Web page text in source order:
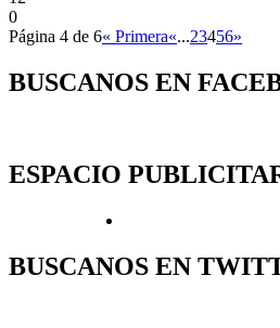
0
Página 4 de 6« Primera«...23456»
BUSCANOS EN
ESPACIO
BUSCANOS EN